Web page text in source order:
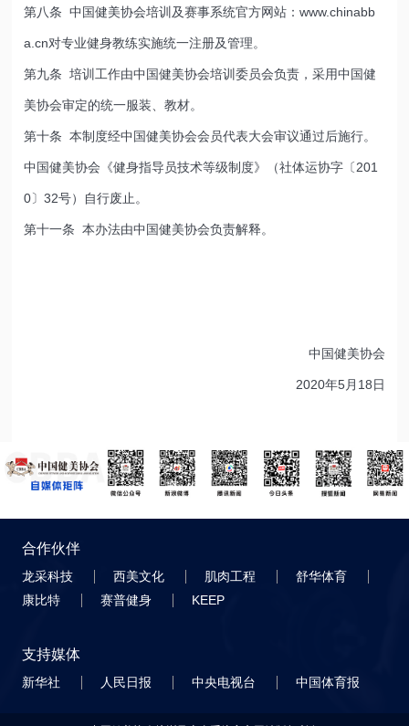
第八条 中国健美协会培训及赛事系统官方网站：www.chinabb
a.cn对专业健身教练实施统一注册及管理。
第九条 培训工作由中国健美协会培训委员会负责，采用中国健
美协会审定的统一服装、教材。
第十条 本制度经中国健美协会会员代表大会审议通过后施行。
中国健美协会《健身指导员技术等级制度》（社体运协字〔201
0〕32号）自行废止。
第十一条 本办法由中国健美协会负责解释。
中国健美协会
2020年5月18日
合作伙伴
龙采科技 西美文化 肌肉工程
舒华体育
康比特
赛普健身 KEEP
支持媒体
新华社 人民日报 中央电视台 中国体育报